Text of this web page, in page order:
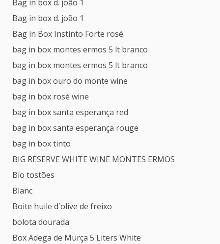
Bag in box d. joão 1
Bag in box d. joão 1
Bag in Box Instinto Forte rosé
bag in box montes ermos 5 lt branco
bag in box montes ermos 5 lt branco
bag in box ouro do monte wine
bag in box rosé wine
bag in box santa esperança red
bag in box santa esperança rouge
bag in box tinto
BIG RESERVE WHITE WINE MONTES ERMOS
Bio tostões
Blanc
Boite huile d´olive de freixo
bolota dourada
Box Adega de Murça 5 Liters White